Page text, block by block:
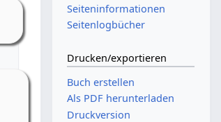
Seiten­­informationen
Seitenlogbücher
Drucken/­exportieren
Buch erstellen
Als PDF herunterladen
Druckversion